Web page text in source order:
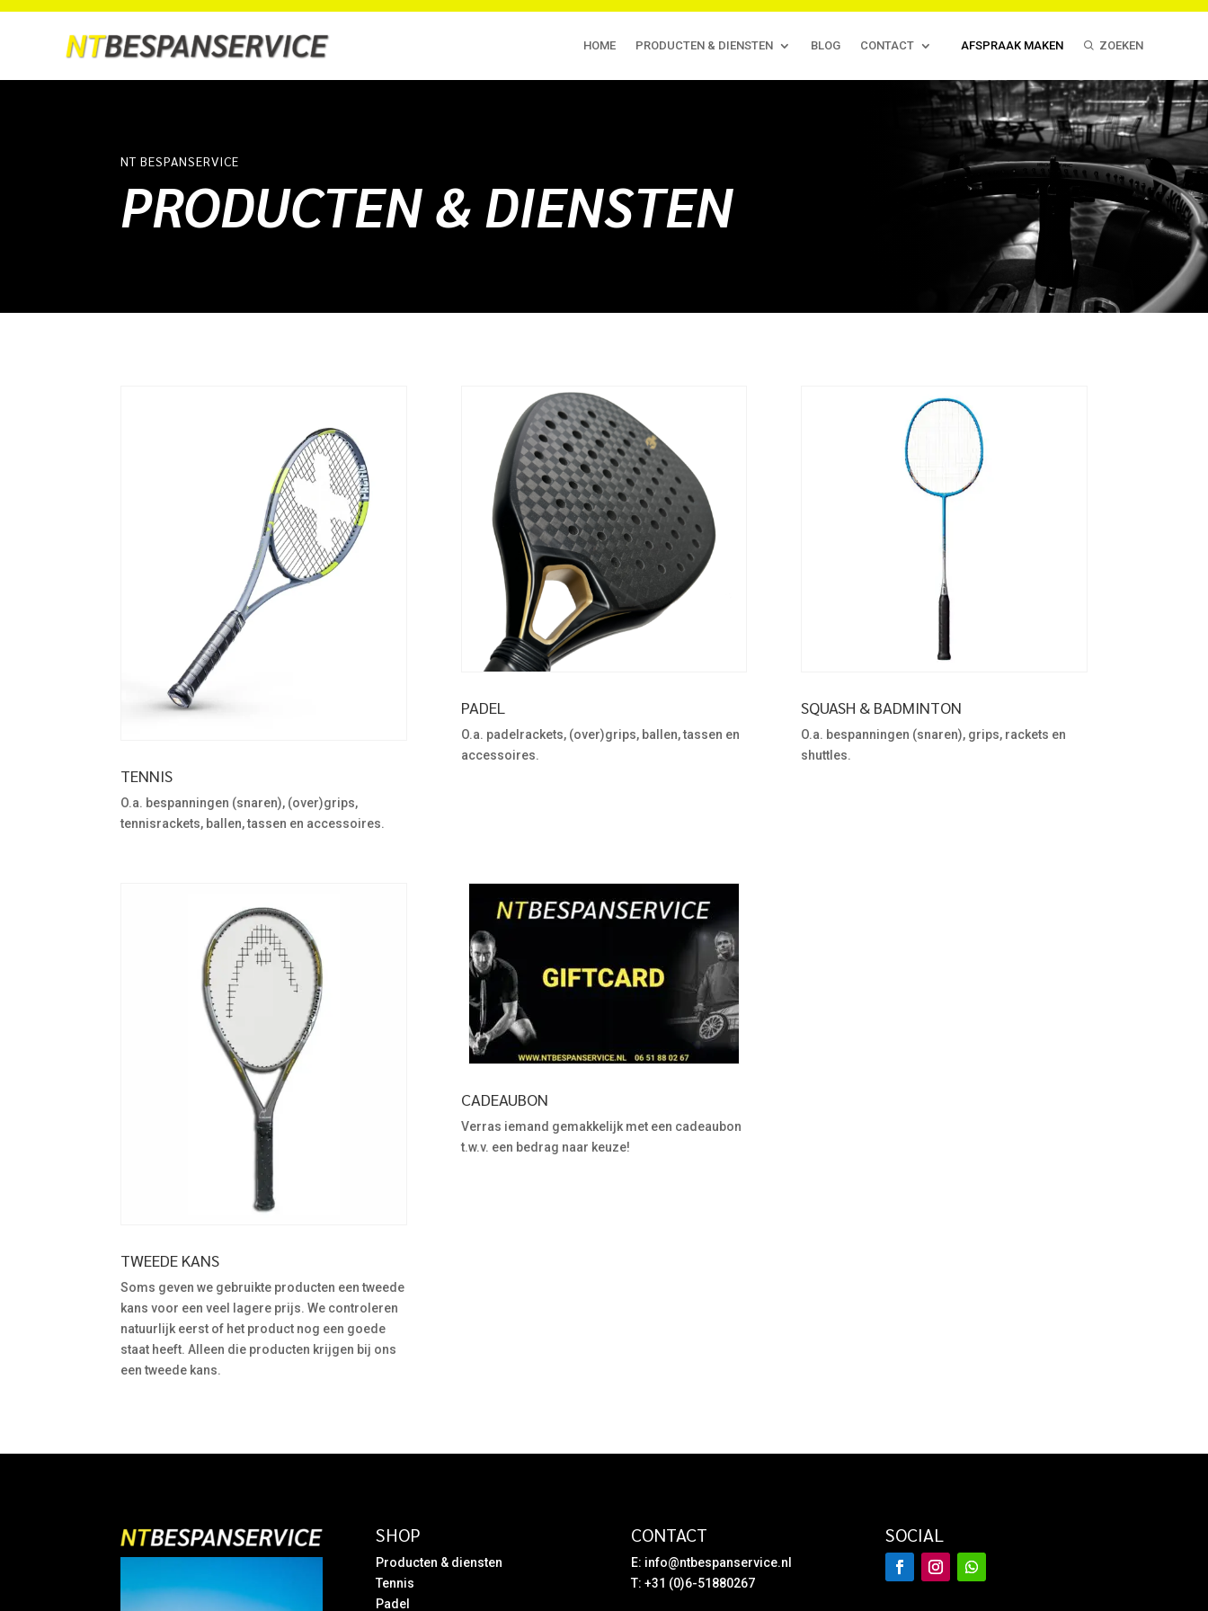
HOME PRODUCTEN & DIENSTEN BLOG CONTACT AFSPRAAK MAKEN ZOEKEN
NT BESPANSERVICE
PRODUCTEN & DIENSTEN
TENNIS
O.a. bespanningen (snaren), (over)grips,
tennisrackets, ballen, tassen en accessoires.
PADEL
O.a. padelrackets, (over)grips, ballen, tassen en
accessoires.
SQUASH & BADMINTON
O.a. bespanningen (snaren), grips, rackets en
shuttles.
TWEEDE KANS
Soms geven we gebruikte producten een tweede
kans voor een veel lagere prijs. We controleren
natuurlijk eerst of het product nog een goede
staat heeft. Alleen die producten krijgen bij ons
een tweede kans.
CADEAUBON
Verras iemand gemakkelijk met een cadeaubon
t.w.v. een bedrag naar keuze!
SHOP
Producten & diensten
Tennis
Padel
CONTACT
E: info@ntbespanservice.nl
T: +31 (0)6-51880267
SOCIAL